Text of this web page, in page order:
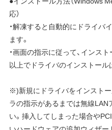
応）
・解凍すると自動的にドライバ
ます。
・画面の指示に従って、インス
以上でドライバのインストール
※)新規にドライバをインスト
ラの指示があるまでは無線LAN
い。挿入してしまった場合や